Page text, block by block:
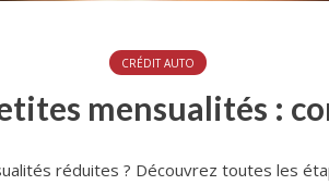
CRÉDIT AUTO
mensualités :
réduites ? Découvrez toutes les